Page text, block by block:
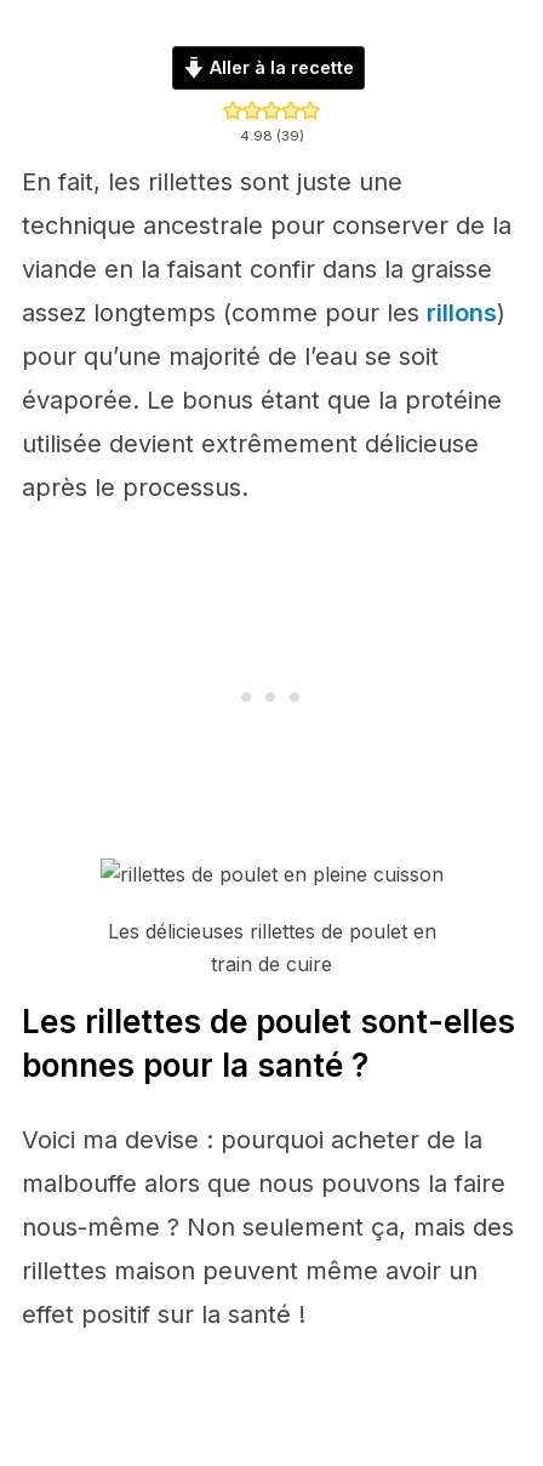
Aller à la recette
4.98 (39)
En fait, les rillettes sont juste une
technique ancestrale pour conserver de la
viande en la faisant confir dans la graisse
assez longtemps (comme pour les rillons)
pour qu’une majorité de l’eau se soit
évaporée. Le bonus étant que la protéine
utilisée devient extrêmement délicieuse
après le processus.
Les délicieuses rillettes de poulet en
train de cuire
Les rillettes de poulet sont-elles
bonnes pour la santé ?
Voici ma devise : pourquoi acheter de la
malbouffe alors que nous pouvons la faire
nous-même ? Non seulement ça, mais des
rillettes maison peuvent même avoir un
effet positif sur la santé !